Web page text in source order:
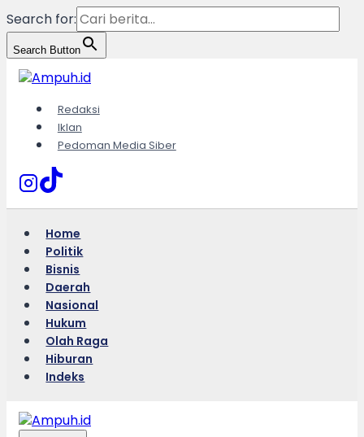
Search for:
Search Button
Skip
to
content
Redaksi
Iklan
Pedoman Media Siber
Home
Politik
Bisnis
Daerah
Nasional
Hukum
Olah Raga
Hiburan
Indeks